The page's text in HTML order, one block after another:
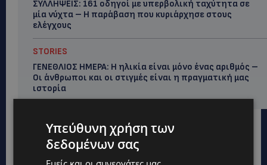
ΣΥΛΛΗΨΕΙΣ: 161 οδηγοί με υπερβολική ταχύτητα σε
μία νύχτα – Η παράβαση που κυριάρχησε στους
ελέγχους
STORIES
ΓΕΝΕΘΛΙΟΣ ΗΜΕΡΑ: Η ηλικία είναι μόνο ένας αριθμός –
Οι άνθρωποι και οι στιγμές είναι η πραγματική μας
ιστορία
Υπεύθυνη χρήση των
δεδομένων σας